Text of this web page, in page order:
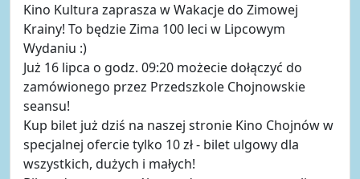
Kino Kultura zaprasza w Wakacje do Zimowej
Krainy! To będzie Zima 100 leci w Lipcowym
Wydaniu :)
Już 16 lipca o godz. 09:20 możecie dołączyć do
zamówionego przez Przedszkole Chojnowskie
seansu!
Kup bilet już dziś na naszej stronie Kino Chojnów w
specjalnej ofercie tylko 10 zł - bilet ulgowy dla
wszystkich, dużych i małych!